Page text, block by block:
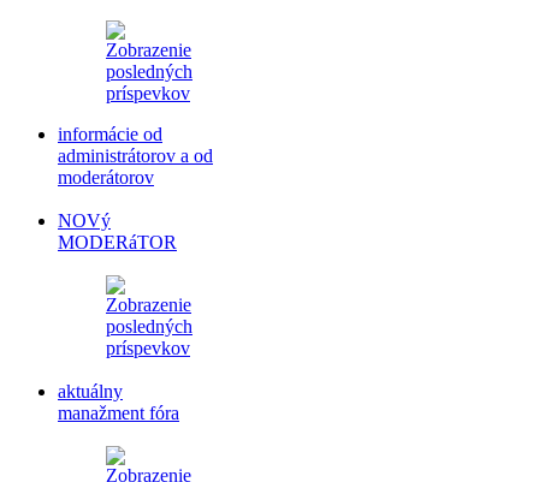
informácie od
administrátorov a od
moderátorov
NOVý
MODERáTOR
aktuálny
manažment fóra